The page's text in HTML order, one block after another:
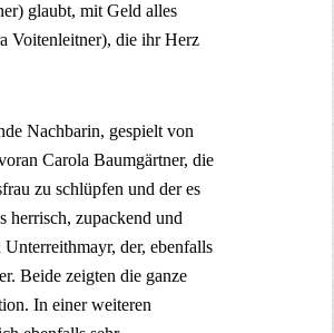
glaubt, mit Geld alles
Voitenleitner), die ihr Herz
Nachbarin, gespielt von
Carola Baumgärtner, die
zu schlüpfen und der es
herrisch, zupackend und
der, ebenfalls
Beide zeigten die ganze
In einer weiteren